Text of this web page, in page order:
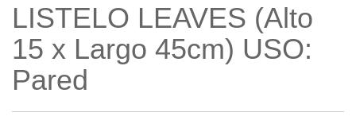
LISTELO LEAVES (Alto
15 x Largo 45cm) USO:
Pared